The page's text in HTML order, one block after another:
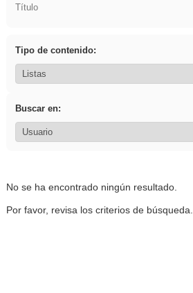
Título
Tipo de contenido:
Buscar en:
No se ha encontrado ningún resultado.
Por favor, revisa los criterios de búsqueda.